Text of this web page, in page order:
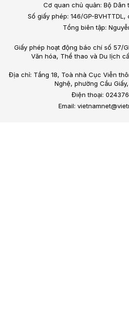
Cơ quan chủ quản: Bộ Dân
Số giấy phép: 146/GP-
Tổng biên tập:
Giấy phép hoạt động báo chí số 57/
Văn hóa, Thể thao và Du lịch
Địa chỉ: Tầng 18, Toà nhà Cục Viễn
Nghệ, phường Cầu
Điện thoại:
Email: